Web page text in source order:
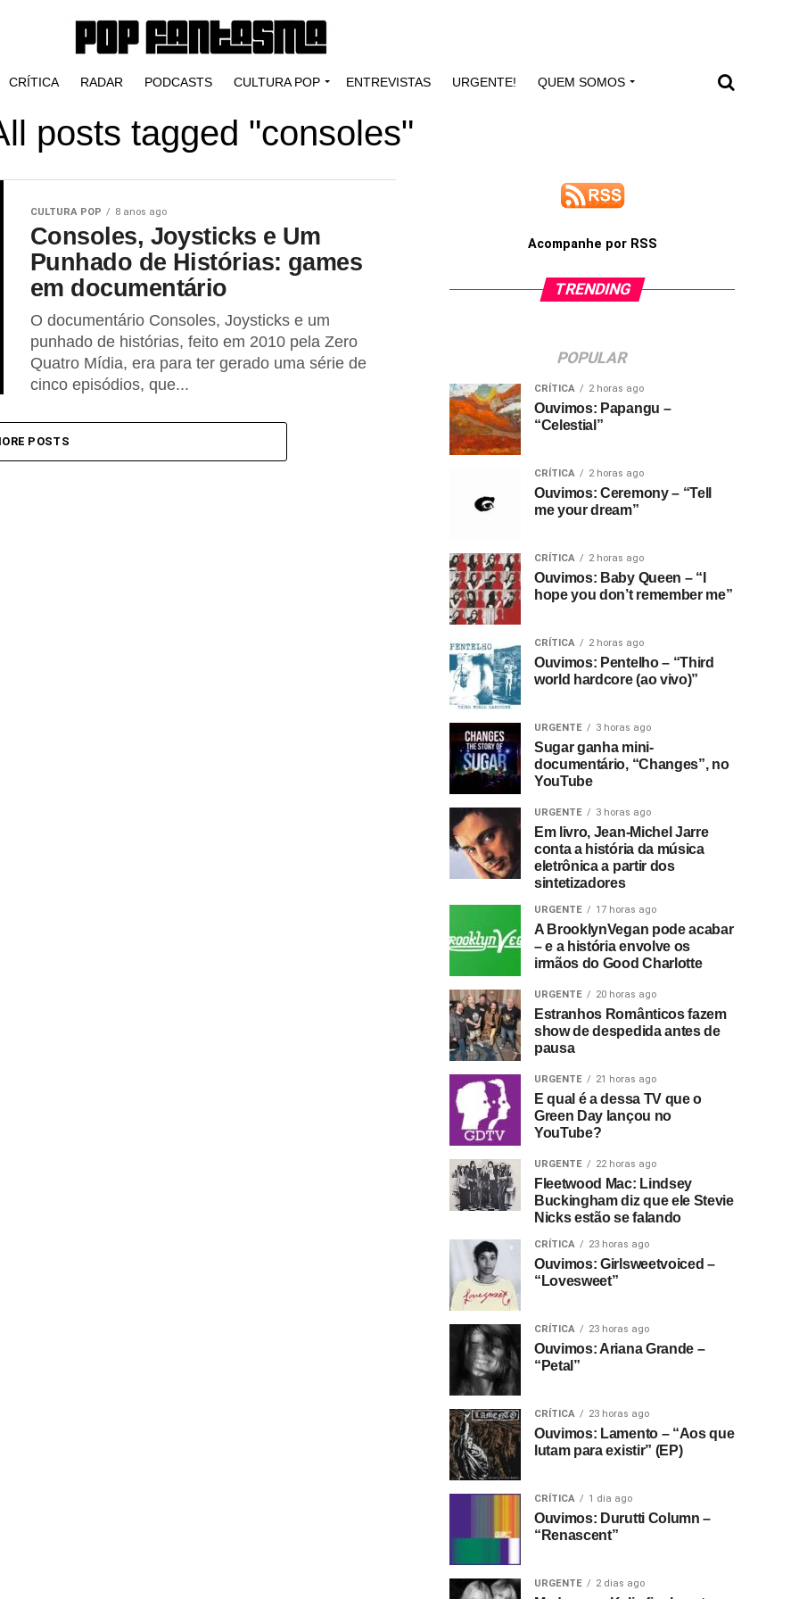
CRÍTICA RADAR PODCASTS CULTURA POP ENTREVISTAS URGENTE! QUEM SOMOS
posts tagged "consoles"
CULTURA POP 8 anos ago
Consoles, Joysticks e Um
Punhado de Histórias: games
em documentário
O documentário Consoles, Joysticks e um
punhado de histórias, feito em 2010 pela Zero
Quatro Mídia, era para ter gerado uma série de
cinco episódios, que...
POSTS
Acompanhe por RSS
TRENDING
POPULAR
CRÍTICA 2 horas ago
Ouvimos: Papangu –
“Celestial”
CRÍTICA 2 horas ago
Ouvimos: Ceremony – “Tell
me your dream”
CRÍTICA 2 horas ago
Ouvimos: Baby Queen – “I
hope you don’t remember me”
CRÍTICA 2 horas ago
Ouvimos: Pentelho – “Third
world hardcore (ao vivo)”
URGENTE 3 horas ago
Sugar ganha mini-
documentário, “Changes”, no
YouTube
URGENTE 3 horas ago
Em livro, Jean-Michel Jarre
conta a história da música
eletrônica a partir dos
sintetizadores
URGENTE 17 horas ago
A BrooklynVegan pode acabar
– e a história envolve os
irmãos do Good Charlotte
URGENTE 20 horas ago
Estranhos Românticos fazem
show de despedida antes de
pausa
URGENTE 21 horas ago
E qual é a dessa TV que o
Green Day lançou no
YouTube?
URGENTE 22 horas ago
Fleetwood Mac: Lindsey
Buckingham diz que ele Stevie
Nicks estão se falando
CRÍTICA 23 horas ago
Ouvimos: Girlsweetvoiced –
“Lovesweet”
CRÍTICA 23 horas ago
Ouvimos: Ariana Grande –
“Petal”
CRÍTICA 23 horas ago
Ouvimos: Lamento – “Aos que
lutam para existir” (EP)
CRÍTICA 1 dia ago
Ouvimos: Durutti Column –
“Renascent”
URGENTE 2 dias ago